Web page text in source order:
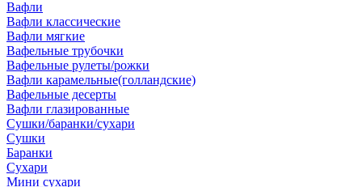
Вафли
Вафли классические
Вафли мягкие
Вафельные трубочки
Вафельные рулеты/рожки
Вафли карамельные(голландские)
Вафельные десерты
Вафли глазированные
Сушки/баранки/сухари
Сушки
Баранки
Сухари
Мини сухари